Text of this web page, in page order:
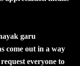
garu
come out in a way
everyone to